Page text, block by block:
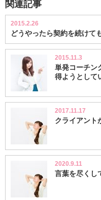
関連記事
2015.2.26
どうやったら契約を続けて
2015.11.3
単発コーチン
得ようとして
2017.11.17
クライアント
2020.9.11
言葉を尽くし